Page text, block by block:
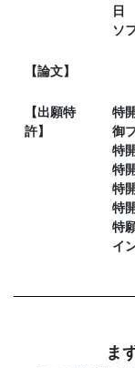
日
ソ
【論文】
【出願特
許】
特
御
特
特
特
特
特
イ
ま